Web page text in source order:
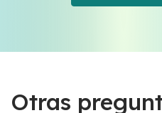
Otras